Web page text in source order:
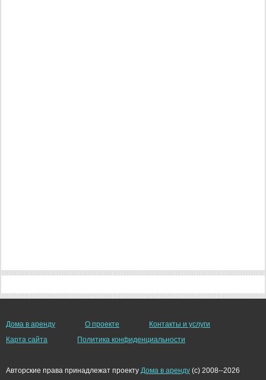
Дома в аренду О проекте
Контакты и услуги
Карта сайта
Политика конфиденциальности
Авторские права принадлежат проекту Дома в аренду (c) 2008--2026